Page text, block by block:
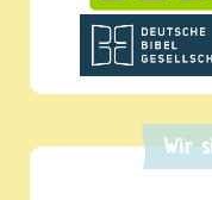
Wir